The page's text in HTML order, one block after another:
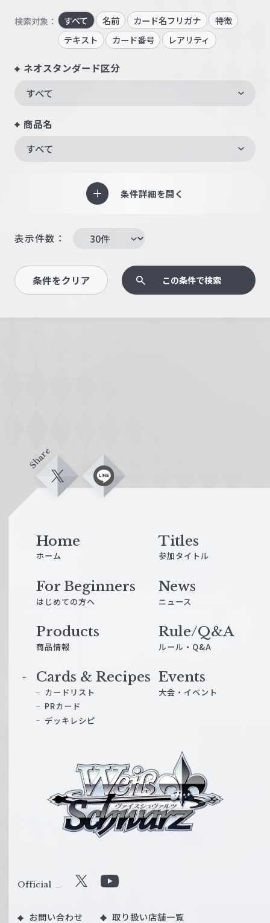
検索対象： すべて 名前 カード名フリガナ
特徴
テキスト
カード番号 レアリティ
ネオスタンダード区分
すべて
商品名
すべて
条件詳細を開く
表示件数：
条件をクリア この条件で検索
Share
X L
ス
ル
Home
ホーム
Titles
参加タイトル
For Beginners
はじめての方へ
News
ニュース
Products
商品情報
Cards & Recipes
カードリスト
PRカード
デッキレシピ
Events
大会・イベント
Rule/Q&A
ルール・Q&A
Official X
u
お問い合わせ 取り扱い店舗一覧